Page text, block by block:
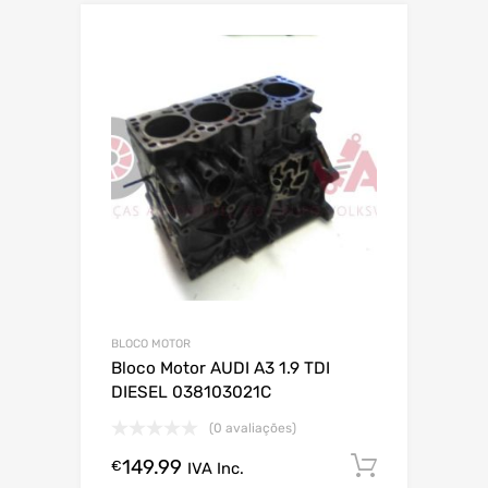
BLOCO MOTOR
Bloco Motor AUDI A3 1.9 TDI
DIESEL 038103021C
(0 avaliações)
€149.99 IVA Inc.